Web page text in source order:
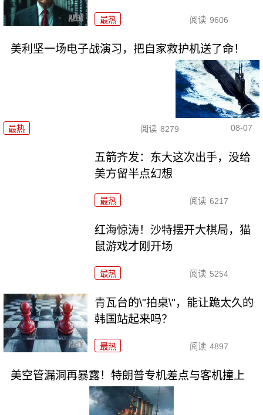
最热 阅读 9606
美利坚一场电子战演习，把自家救护机送了命！
最热 阅读 8279 08-07
五箭齐发：东大这次出手，没给
美方留半点幻想
最热 阅读 6217
红海惊涛！沙特摆开大棋局，猫
鼠游戏才刚开场
最热 阅读 5254
青瓦台的\"拍桌\"，能让跪太久的
韩国站起来吗？
最热 阅读 4897
美空管漏洞再暴露！特朗普专机差点与客机撞上